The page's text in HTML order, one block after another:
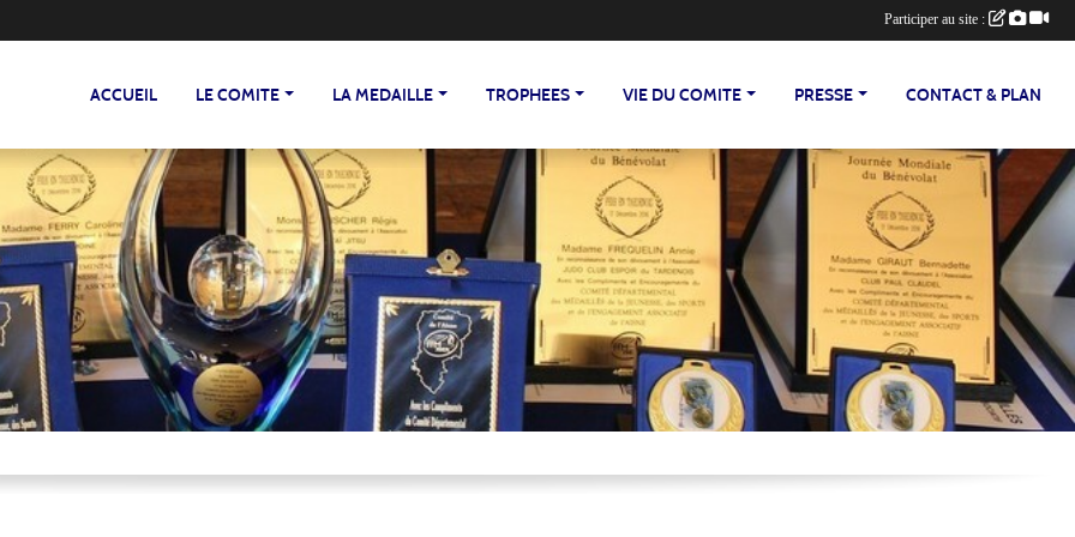
ACCUEIL LE COMITE LA MEDAILLE TROPHEES VIE DU COMITE PRESSE CONTACT & PLAN
Participer au site :